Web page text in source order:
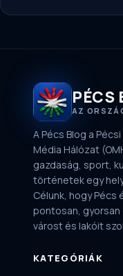
PÉCS
AZ
A Pécs Blog a
Média Hálózat
gazdaság, sport,
történetek egy
Célunk, hogy Pécs
pontosan, gyorsan
várost és lakóit
KATEGÓRIÁK